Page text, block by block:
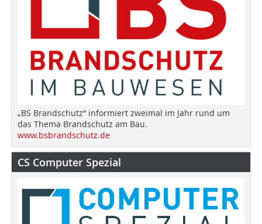
„BS Brandschutz“ informiert zweimal im Jahr rund um
das Thema Brandschutz am Bau.
www.bsbrandschutz.de
CS Computer Spezial